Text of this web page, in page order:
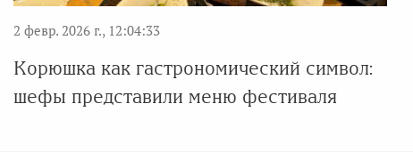
2 февр. 2026 г., 12:04:33
Корюшка как гастрономический символ:
шефы представили меню фестиваля